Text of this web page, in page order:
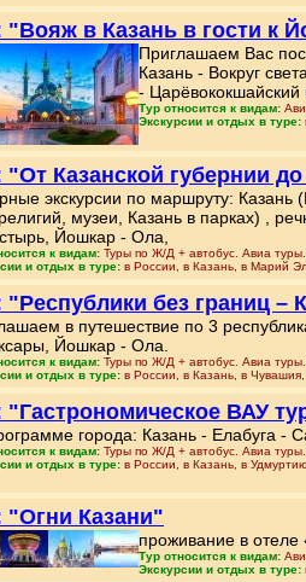
"Вояж в Казань в гости к
Приглашаем Вас
Казань - Вокруг
- Царёвококшайский
Тур относится к видам:
Экскурсии и отдых в туре:
"От Казанской губернии
экскурсии по маршруту: Казань
музеи, Казань в парках) ,
Йошкар - Ола,
к видам: Туры по Ж/Д + автобус. Авиа туры.
и отдых в туре: в России, в Казань, в Марий
"Республики без границ –
в путешествие по 3
Йошкар - Ола.
к видам: Туры по Ж/Д + автобус. Авиа туры.
и отдых в туре: в России, в Казань, в
"Гастрономическое ВАУ
города: Казань - Елабуга -
к видам: Туры по Ж/Д + автобус. Авиа туры.
и отдых в туре: в России, в Казань, в Удмуртию
"Огни Казани"
проживание в отеле
Тур относится к видам:
Экскурсии и отдых в туре: